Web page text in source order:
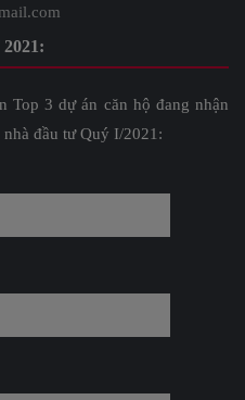
Top 3 dự án căn hộ đang nhận
đầu tư Quý I/2021: